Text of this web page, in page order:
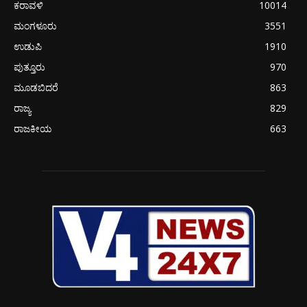
ಕರಾವಳಿ
10014
ಮಂಗಳೂರು
3551
ಉಡುಪಿ
1910
ಪುತ್ತೂರು
970
ಮೂಡಬಿದರೆ
863
ರಾಜ್ಯ
829
ರಾಜಕೀಯ
663